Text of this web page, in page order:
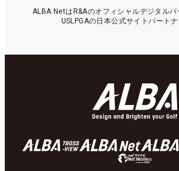
ALBA NetはR&Aのオフィシャルデジタル
USLPGAの日本公式サイトパートナ